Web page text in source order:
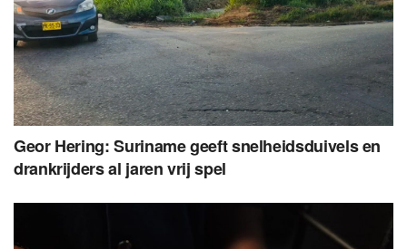
Geor Hering: Suriname geeft snelheidsduivels en
drankrijders al jaren vrij spel